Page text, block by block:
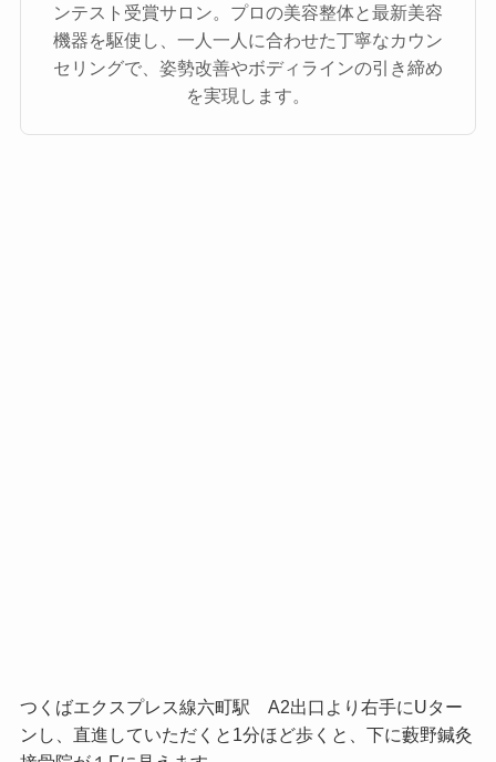
ンテスト受賞サロン。プロの美容整体と最新美容
機器を駆使し、一人一人に合わせた丁寧なカウン
セリングで、姿勢改善やボディラインの引き締め
を実現します。
つくばエクスプレス線六町駅 A2出口より右手にUター
ンし、直進していただくと1分ほど歩くと、下に藪野鍼灸